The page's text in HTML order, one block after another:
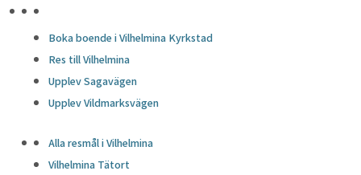
Boka boende i Vilhelmina Kyrkstad
Res till Vilhelmina
Upplev Sagavägen
Upplev Vildmarksvägen
Alla resmål i Vilhelmina
Vilhelmina Tätort